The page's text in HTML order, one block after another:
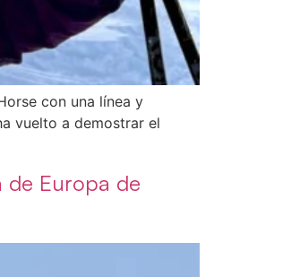
con una línea y
vuelto a demostrar el
de Europa de